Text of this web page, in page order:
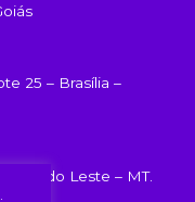
25 – Brasília –
do Leste – MT.